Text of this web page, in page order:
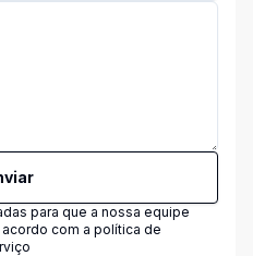
para que a nossa equipe
com a política de